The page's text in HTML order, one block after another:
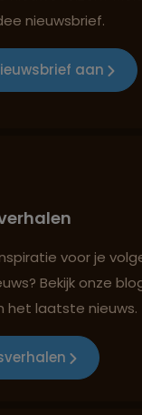
oog voor mens,
deskundig
reisroutes
nieuwsbrief.
aan
voor je
Bekijk onze
het laatste nieuws.